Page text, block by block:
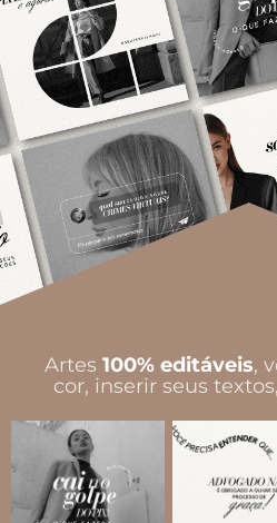
Artes 100% editáveis,
cor, inserir seus